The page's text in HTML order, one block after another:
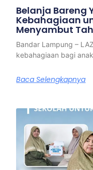
Belanja Bareng
Kebahagiaan
Menyambut
Bandar Lampung –
kebahagiaan bagi
Baca Selengkapnya